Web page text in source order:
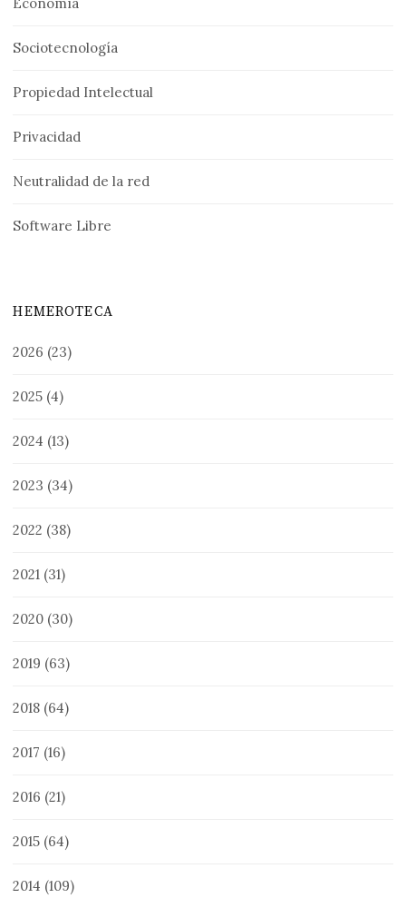
Sociotecnología
Propiedad Intelectual
Privacidad
Neutralidad de la red
Software Libre
HEMEROTECA
2026 (23)
2025 (4)
2024 (13)
2023 (34)
2022 (38)
2021 (31)
2020 (30)
2019 (63)
2018 (64)
2017 (16)
2016 (21)
2015 (64)
2014 (109)